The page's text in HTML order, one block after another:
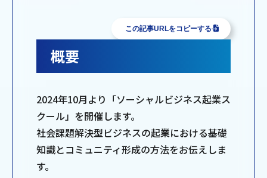
この記事URLをコピーする
概要
2024年10月より「ソーシャルビジネス起業ス
クール」を開催します。
社会課題解決型ビジネスの起業における基礎
知識とコミュニティ形成の方法をお伝えしま
す。